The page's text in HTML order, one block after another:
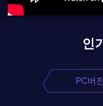
인
PC버